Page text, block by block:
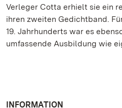
Verleger Cotta erhielt sie ein
ihren zweiten Gedichtband.
19. Jahrhunderts war es
umfassende Ausbildung wie
INFORMATION